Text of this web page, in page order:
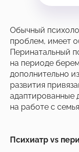
Обычный
проблем, имеет
Перинатальный
на периоде
дополнительно
развития
адаптированные
на работе с
Психиатр vs